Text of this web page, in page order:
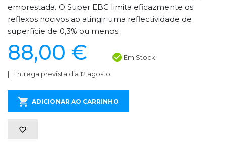
emprestada. O Super EBC limita eficazmente os
reflexos nocivos ao atingir uma reflectividade de
superfície de 0,3% ou menos.
88,00 € Em Stock
Entrega prevista dia 12 agosto
ADICIONAR AO CARRINHO